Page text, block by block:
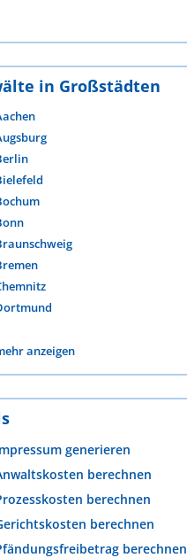
in Großstädten
anzeigen
generieren
berechnen
berechnen
berechnen
berechnen